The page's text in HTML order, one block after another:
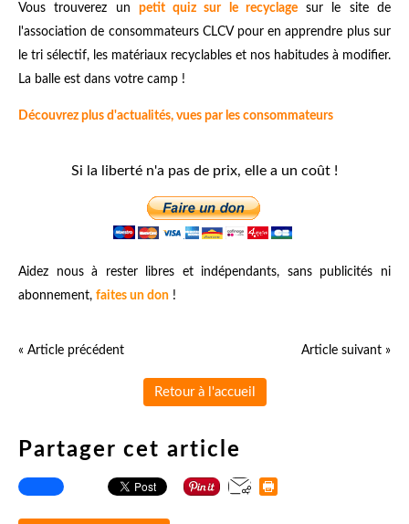
Vous trouverez un petit quiz sur le recyclagesur le site de
l'association de consommateurs CLCV pour en apprendre plus sur
le tri sélectif, les matériaux recyclables et nos habitudes à modifier.
La balle est dans votre camp !
Découvrez plus d'actualités, vues par les consommateurs
Si la liberté n'a pas de prix, elle a un coût !
Aidez nous à rester libres et indépendants, sans publicités ni
abonnement, faites un don !
« Article précédent Article suivant »
Retour à l'accueil
Partager cet article